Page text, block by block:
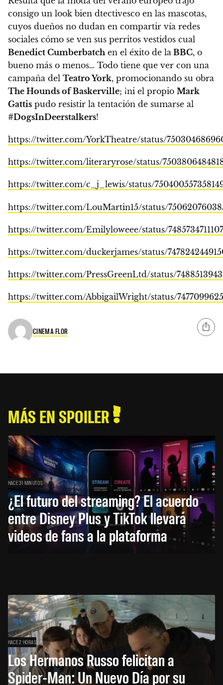
consigo un look bien dtectivesco en las mascotas,
cuyos dueños no dudan en compartir vía redes
sociales cómo se ven sus perritos vestidos cual
Benedict Cumberbatch en el éxito de la BBC, o
bueno más o menos… Todo tiene que ver con una
campaña del Teatro York, promocionando su obra
The Hounds of Baskerville; ¡ni el propio Mark
Gattis pudo resistir la tentación de sumarse al
#DogsInDeerstalkers!
https://twitter.com/YorkTheatre/status/
https://twitter.com/literaryrose/status/
https://twitter.com/c_j_lewis/status/
https://twitter.com/LouMartin15/status/
https://twitter.com/Emilyloweee/status/
https://twitter.com/duckerjames/status/
https://twitter.com/PressGreenLtd/status/
https://twitter.com/AbbigailWright/status/
CINEMA FLOR
MÁS EN SPOILER
HACE 31 MINUTOS
¿El futuro del streaming? El acuerdo
entre Disney Plus y TikTok llevará
videos de fans a la plataforma
HACE 2 HORAS
Los Hermanos Russo felicitan a
Spider-Man: Un Nuevo Día por su